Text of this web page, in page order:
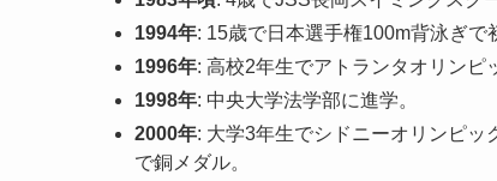
1994年: 15歳で日本選手権100m背泳ぎで
1996年: 高校2年生でアトランタオリンピ
1998年: 中央大学法学部に進学。
2000年: 大学3年生でシドニーオリンピ
で銅メダル。